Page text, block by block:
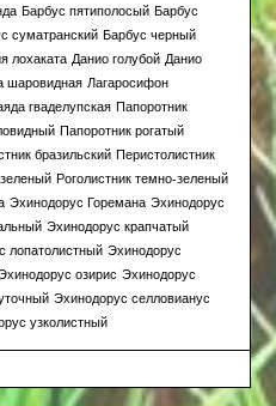
Барбус пятиполосый Барбус
суматранский Барбус черный
лохаката Данио голубой Данио
шаровидная Лагаросифон
гваделупская Папоротник
Папоротник рогатый
бразильский Перистолистник
Роголистник темно-зеленый
Эхинодорус Горемана Эхинодорус
Эхинодорус крапчатый
лопатолистный Эхинодорус
озирис Эхинодорус
Эхинодорус селловианус
узколистный